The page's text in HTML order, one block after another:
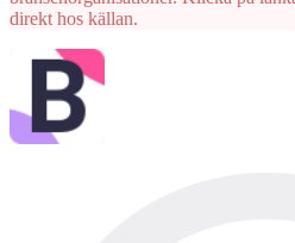
direkt hos källan.